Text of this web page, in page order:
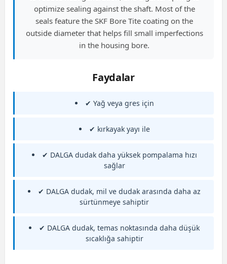
optimize sealing against the shaft. Most of the
seals feature the SKF Bore Tite coating on the
outside diameter that helps fill small imperfections
in the housing bore.
Faydalar
✔ Yağ veya gres için
✔ kırkayak yayı ile
✔ DALGA dudak daha yüksek pompalama hızı
sağlar
✔ DALGA dudak, mil ve dudak arasında daha az
sürtünmeye sahiptir
✔ DALGA dudak, temas noktasında daha düşük
sıcaklığa sahiptir